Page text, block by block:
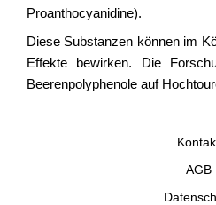
Proanthocyanidine).
Diese Substanzen können im
Effekte bewirken. Die
Beerenpolyphenole auf
AGB